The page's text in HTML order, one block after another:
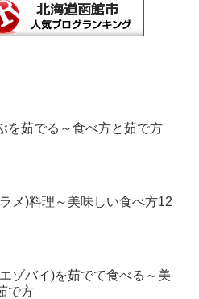
を茹でる～食べ方と茹で方
メ)料理～美味しい食べ方12
ゾバイ)を茹でて食べる～美
で方